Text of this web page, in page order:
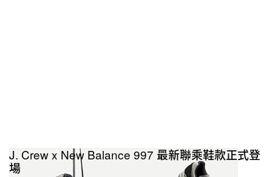
J. Crew x New Balance 997 最新聯乘鞋款正式登
場